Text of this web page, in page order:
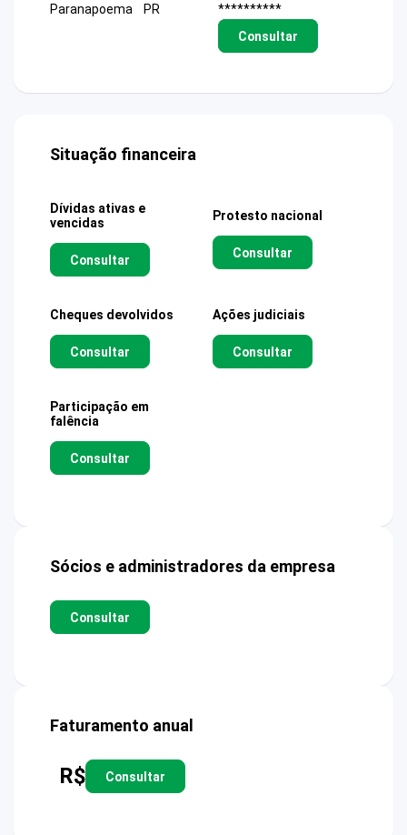
Paranapoema
PR
**********
Consultar
Situação financeira
Dívidas ativas e
vencidas
Consultar
Protesto nacional
Consultar
Cheques devolvidos
Consultar
Ações judiciais
Consultar
Participação em
falência
Consultar
Sócios e administradores da empresa
Consultar
Faturamento anual
R$ Consultar